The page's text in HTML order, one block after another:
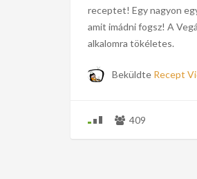
receptet! Egy nagyon
amit imádni fogsz! A
alkalomra tökéletes.
Beküldte Recept
409